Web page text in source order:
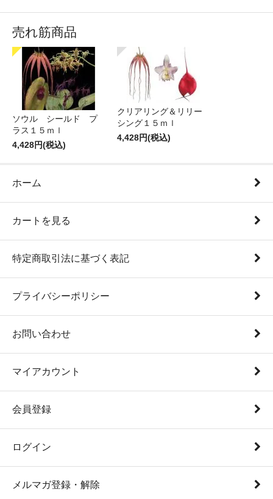
売れ筋商品
ソウル シールド プ
ラス１５ｍｌ
4,428円(税込)
クリアリング＆リリー
シング１５ｍｌ
4,428円(税込)
ホーム
カートを見る
特定商取引法に基づく表記
プライバシーポリシー
お問い合わせ
マイアカウント
会員登録
ログイン
メルマガ登録・解除